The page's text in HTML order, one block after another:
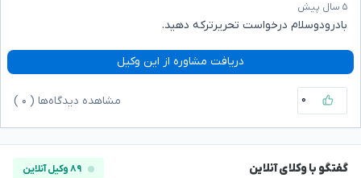
۵ سال پیش
بادرودوسلام درخواست تحریرترکه دهید.
دریافت مشاوره از این وکیل
۰ مشاهده دیدگاه‌ها ( ۰
گفتگو با وکلای آنلاین ۸۹ وکیل آنلاین